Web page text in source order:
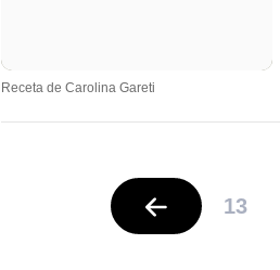
Receta de Carolina Gareti
13